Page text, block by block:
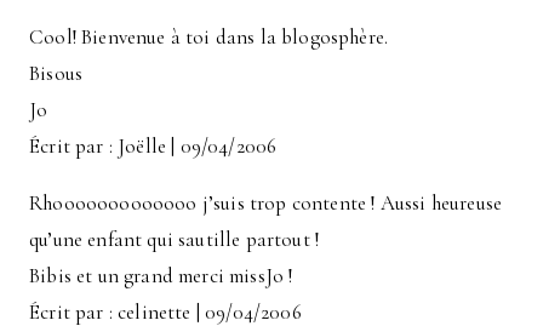
Cool! Bienvenue à toi dans la blogosphère.
Bisous
Jo
Écrit par : Joëlle | 09/04/2006
Rhooooooooooooo j’suis trop contente ! Aussi heureuse
qu’une enfant qui sautille partout !
Bibis et un grand merci missJo !
Écrit par : celinette | 09/04/2006